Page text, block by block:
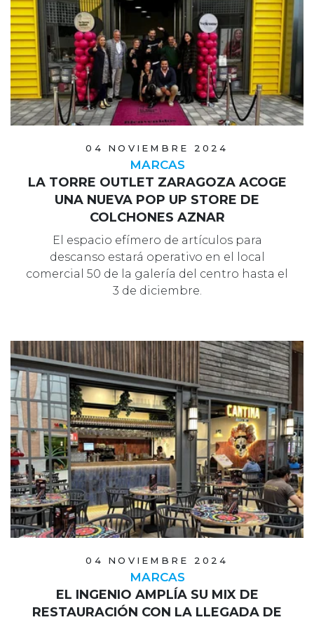
04 NOVIEMBRE 2024
MARCAS
LA TORRE OUTLET ZARAGOZA ACOGE
UNA NUEVA POP UP STORE DE
COLCHONES AZNAR
El espacio efímero de artículos para
descanso estará operativo en el local
comercial 50 de la galería del centro hasta el
3 de diciembre.
04 NOVIEMBRE 2024
MARCAS
EL INGENIO AMPLÍA SU MIX DE
RESTAURACIÓN CON LA LLEGADA DE